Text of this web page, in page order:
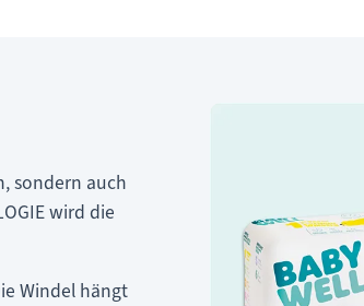
sondern auch
wird die
Windel hängt